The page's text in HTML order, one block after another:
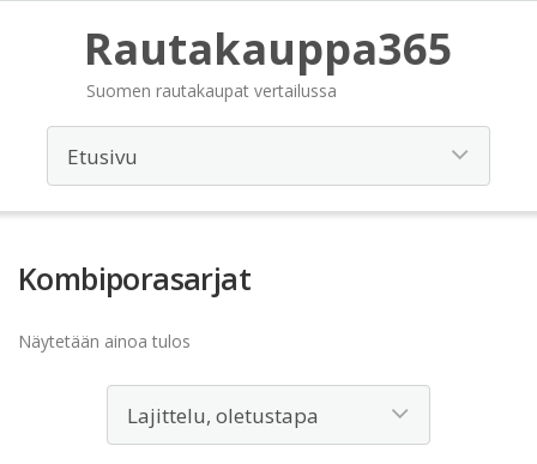
Rautakauppa365
Suomen rautakaupat vertailussa
Kombiporasarjat
Näytetään ainoa tulos